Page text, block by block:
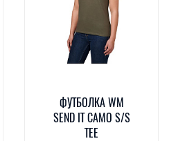
ФУТБОЛКА WM
SEND IT CAMO S/S
TEE